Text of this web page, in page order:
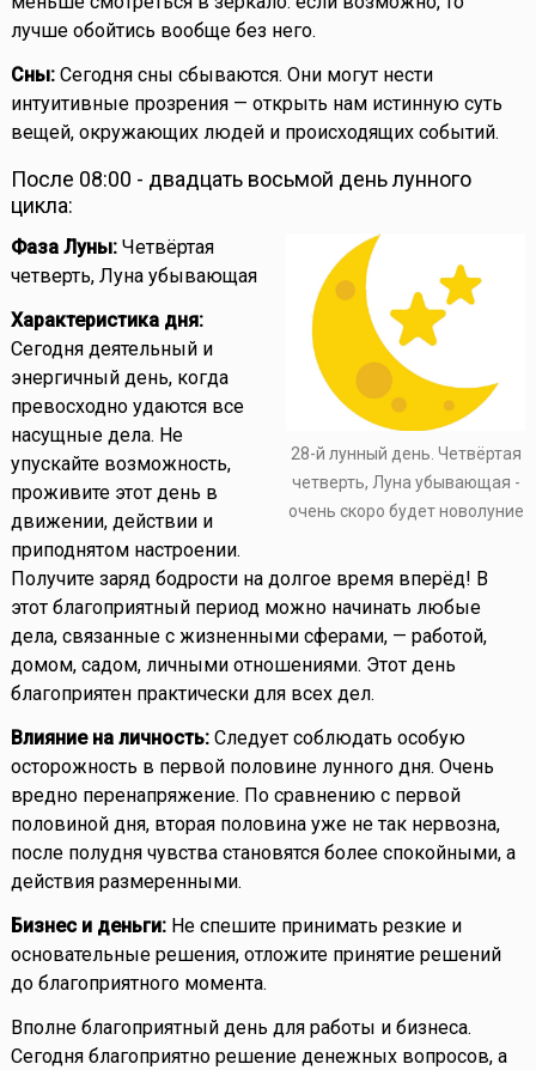
лучше обойтись вообще без него.
Сны:Сегодня сны сбываются. Они могут нести
интуитивные прозрения — открыть нам истинную суть
вещей, окружающих людей и происходящих событий.
После 08:00 - двадцать восьмой день лунного
цикла:
28-й лунный день. Четвёртая
четверть, Луна убывающая -
очень скоро будет новолуние
Фаза Луны:Четвёртая
четверть, Луна убывающая
Характеристика дня:
Сегодня деятельный и
энергичный день, когда
превосходно удаются все
насущные дела. Не
упускайте возможность,
проживите этот день в
движении, действии и
приподнятом настроении.
Получите заряд бодрости на долгое время вперёд! В
этот благоприятный период можно начинать любые
дела, связанные с жизненными сферами, — работой,
домом, садом, личными отношениями. Этот день
благоприятен практически для всех дел.
Влияние на личность:Следует соблюдать особую
осторожность в первой половине лунного дня. Очень
вредно перенапряжение. По сравнению с первой
половиной дня, вторая половина уже не так нервозна,
после полудня чувства становятся более спокойными, а
действия размеренными.
Бизнес и деньги:Не спешите принимать резкие и
основательные решения, отложите принятие решений
до благоприятного момента.
Вполне благоприятный день для работы и бизнеса.
Сегодня благоприятно решение денежных вопросов, а